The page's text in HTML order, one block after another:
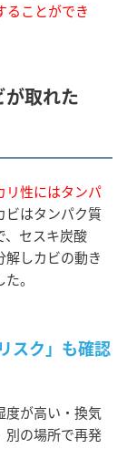
ることができ
が取れた
リ性にはタンパ
ビはタンパク質
、セスキ炭酸
解しカビの動き
。
スク」も確認
度が高い・換気
別の場所で再発